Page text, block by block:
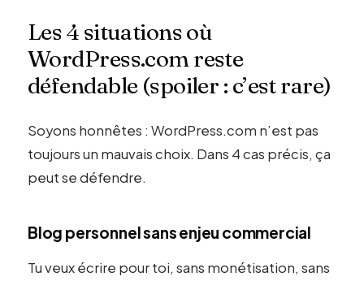
Les 4 situations où
WordPress.com reste
défendable (spoiler : c’est rare)
Soyons honnêtes : WordPress.com n’est pas
toujours un mauvais choix. Dans 4 cas précis, ça
peut se défendre.
Blog personnel sans enjeu commercial
Tu veux écrire pour toi, sans monétisation, sans